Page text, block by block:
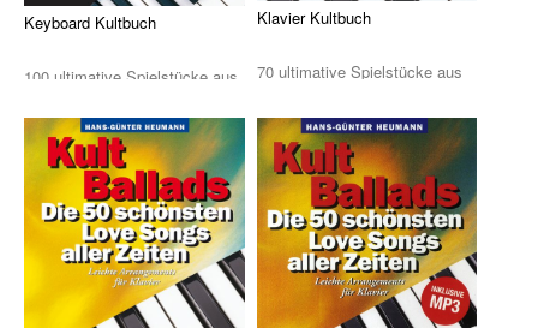
John Wesley Schaum
Gitarre (A- & E-)
Fit For Guitar
Andreas Schumann Gitarrenmethode
Keyboard Kultbuch
100 ultimative Spielstücke aus
Günter Heum ...
Klavier Kultbuch
70 ultimative Spielstücke aus
Günter Heuma ...